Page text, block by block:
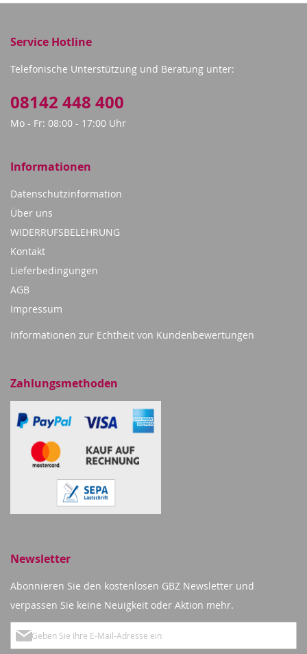
Service Hotline
Telefonische Unterstützung und Beratung unter:
08142 448 400
Mo - Fr: 08:00 - 17:00 Uhr
Informationen
Datenschutzinformation
Über uns
WIDERRUFSBELEHRUNG
Kontakt
Lieferbedingungen
AGB
Impressum
Informationen zur Echtheit von Kundenbewertungen
Zahlungsmethoden
Newsletter
Abonnieren Sie den kostenlosen GBZ Newsletter und
verpassen Sie keine Neuigkeit oder Aktion mehr.
Melden
Sie